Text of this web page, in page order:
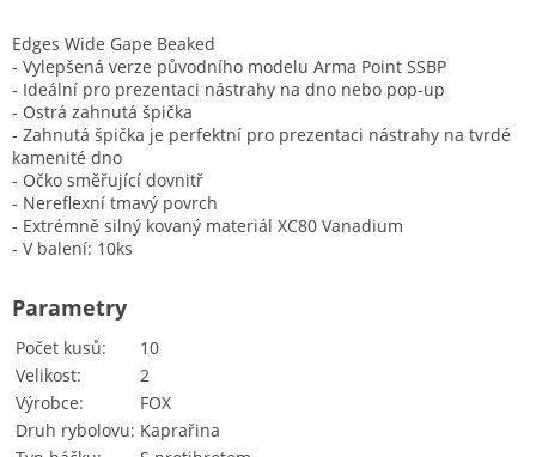
Edges Wide Gape Beaked
- Vylepšená verze původního modelu Arma Point SSBP
- Ideální pro prezentaci nástrahy na dno nebo pop-up
- Ostrá zahnutá špička
- Zahnutá špička je perfektní pro prezentaci nástrahy na tvrdé
kamenité dno
- Očko směřující dovnitř
- Nereflexní tmavý povrch
- Extrémně silný kovaný materiál XC80 Vanadium
- V balení: 10ks
Počet kusů
10
Velikost
2
Výrobce
FOX
Druh rybolovu Kaprařina
Parametry